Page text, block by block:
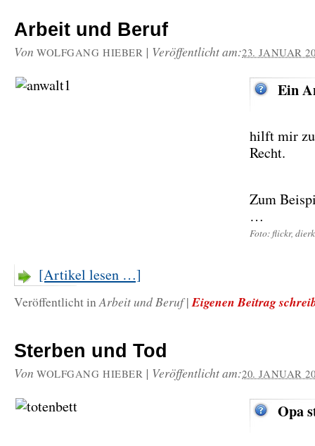
Arbeit und Beruf
Von WOLFGANG HIEBER | Veröffentlicht am:23. JANUAR
Ein
hilft mir
Recht.
Zum
…
Foto: flickr,
[Artikel lesen …]
Veröffentlicht inArbeit und Beruf | Eigenen Beitrag
Sterben und Tod
Von WOLFGANG HIEBER | Veröffentlicht am:20. JANUAR
Opa